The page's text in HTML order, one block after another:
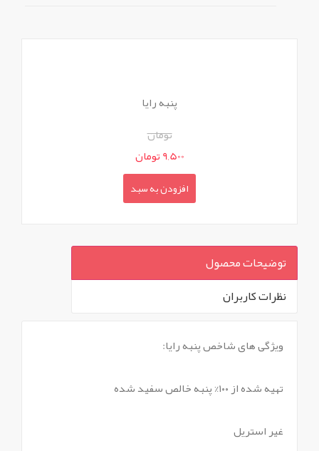
پنبه رایا
تومان
9,500 تومان
افزودن به سبد
توضیحات محصول
نظرات کاربران
ویژگی های شاخص پنبه رایا:
تهیه شده از ۱۰۰% پنبه خالص سفید شده
غیر استریل